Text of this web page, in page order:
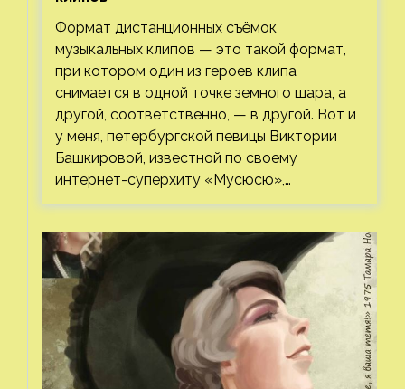
Формат дистанционных съёмок
музыкальных клипов — это такой формат,
при котором один из героев клипа
снимается в одной точке земного шара, а
другой, соответственно, — в другой. Вот и
у меня, петербургской певицы Виктории
Башкировой, известной по своему
интернет-суперхиту «Мусюсю»,…